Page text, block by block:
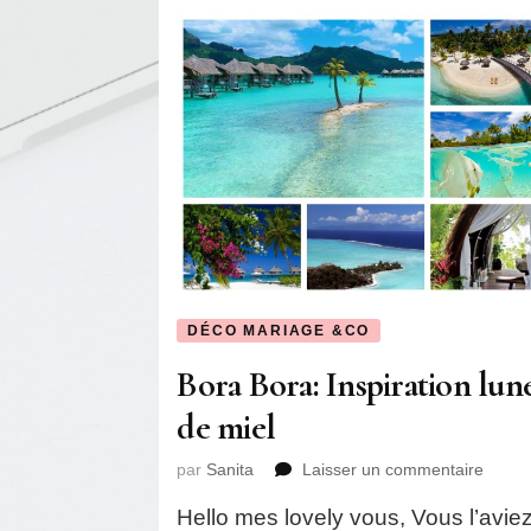
DÉCO MARIAGE &CO
Bora Bora: Inspiration
de miel
par Sanita Laisser un commentaire
Bora:
Hello mes lovely vous, Vous